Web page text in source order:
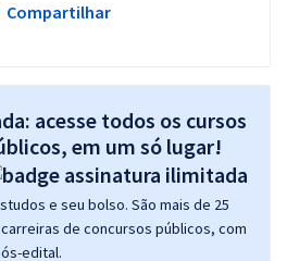
Compartilhar
acesse todos os cursos
em um só lugar!
e seu bolso. São mais de 25
de concursos públicos, com
edital.